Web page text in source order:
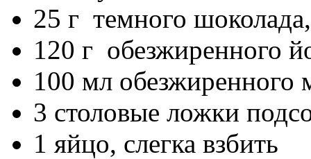
25 г темного
120 г обезжиренного
100 мл обезжиренного
3 столовые ложки
1 яйцо, слегка взбить